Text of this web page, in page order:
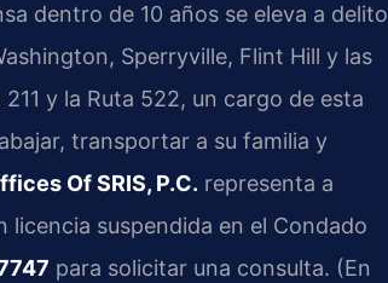
dentro de 10 años se eleva a delito
Sperryville, Flint Hill y las
y la Ruta 522, un cargo de esta
transportar a su familia y
Of SRIS, P.C. representa a
suspendida en el Condado
para solicitar una consulta. (En